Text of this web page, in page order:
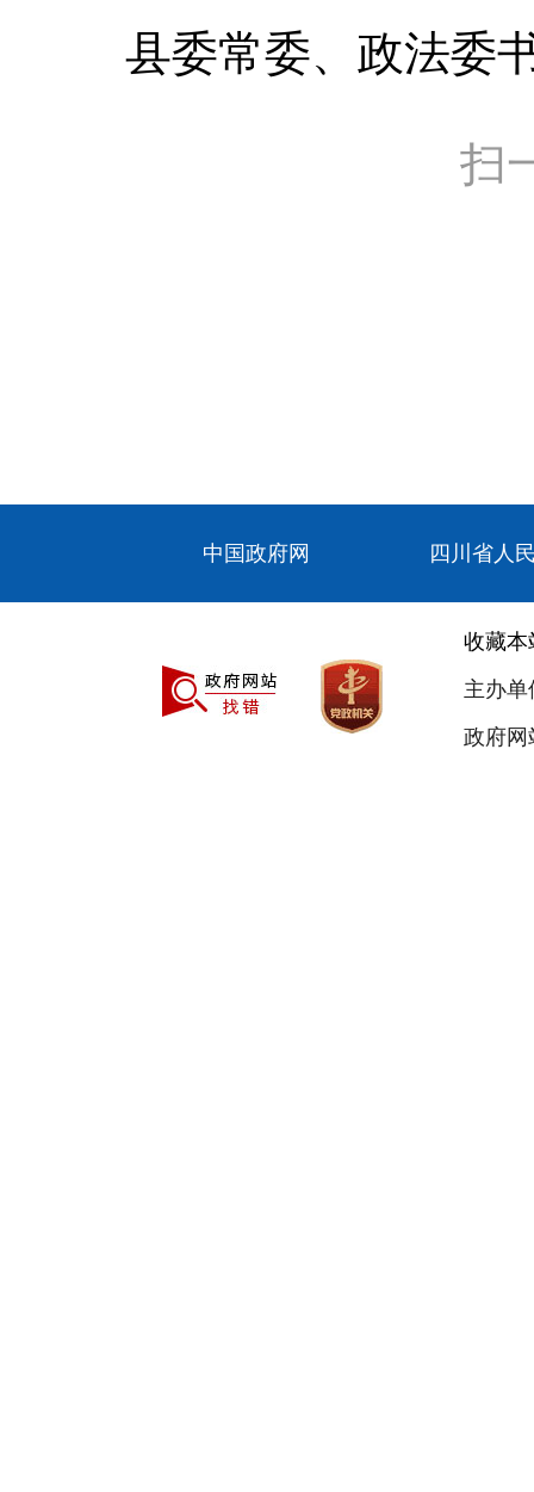
县委常委、政法委
扫
中国政府网 四川省人
收藏本
主办
政府网